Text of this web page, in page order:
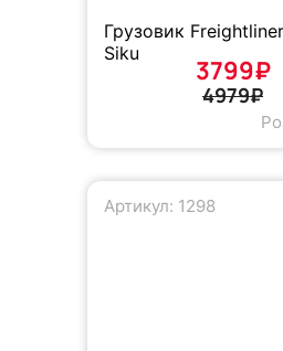
Грузовик
Siku
3799₽
4979₽
Артикул: 1298